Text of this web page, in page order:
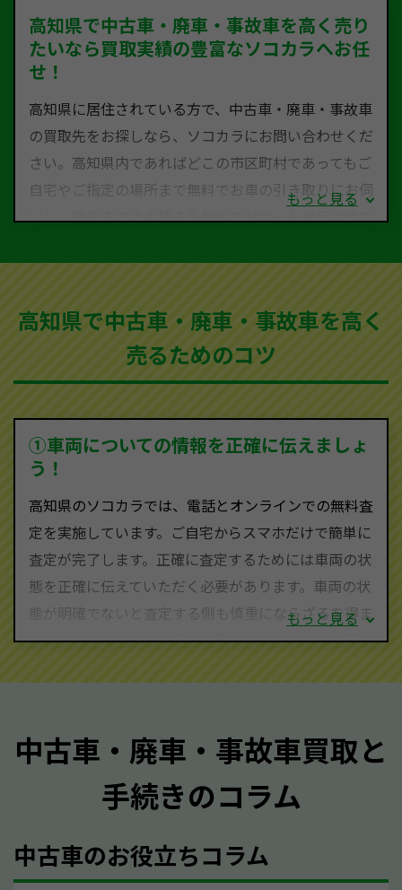
高知県で中古車・廃車・事故車を高く売り
たいなら買取実績の豊富なソコカラへお任
せ！
高知県に居住されている方で、中古車・廃車・事故車
の買取先をお探しなら、ソコカラにお問い合わせくだ
さい。高知県内であればどこの市区町村であってもご
自宅やご指定の場所まで無料でお車の引き取りにお伺
いし、廃車までの手続きを無料でサポート代行させて
買取可能です。
ソコカラは世界１１０か国に独自の販売ネットワーク
を持ち、国内に自社物流網、自社ヤードをもっている
を実現し、お客様に利益を還元することができるので
す。
590-870）までお問い合わせ下さい。
査定・ご相談・見積もりはすべて無料で行います。安
心してお問い合わせください。
もっと見る
高知県で中古車・廃車・事故車を高く
売るためのコツ
①車両についての情報を正確に伝えましょ
う！
高知県のソコカラでは、電話とオンラインでの無料査
定を実施しています。ご自宅からスマホだけで簡単に
査定が完了します。正確に査定するためには車両の状
態を正確に伝えていただく必要があります。車両の状
態が明確でないと査定する側も慎重にならざるを得ま
せん。廃車・事故車査定する際はできるだけ車検証を
質問させていただく内容は以下の通りとなります。
メーカー／車種
型式／グレード
走行距離（例：約〇万キロ）
もっと見る
中古車・廃車・事故車買取と
手続きのコラム
中古車のお役立ちコラム